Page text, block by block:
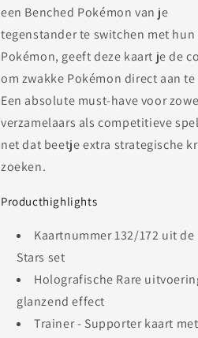
een Benched Pokémon van je
tegenstander te switchen met hun
Pokémon, geeft deze kaart je de
om zwakke Pokémon direct aan
Een absolute must-have voor
verzamelaars als competitieve
net dat beetje extra strategische
zoeken.
Producthighlights
Kaartnummer 132/172 uit
Stars set
Holografische Rare
glanzend effect
Trainer - Supporter kaart met